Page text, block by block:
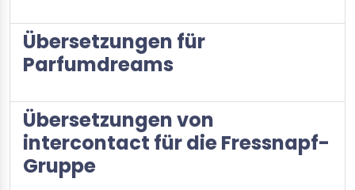
Übersetzungen für
Parfumdreams
Übersetzungen von
intercontact für die Fressnapf-
Gruppe